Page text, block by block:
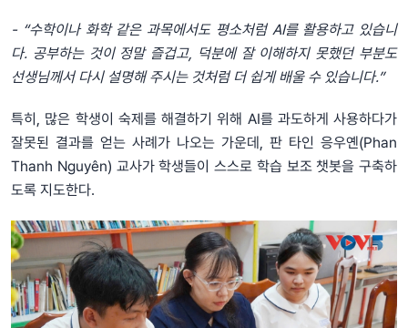
- “수학이나 화학 같은 과목에서도 평소처럼 AI를 활용하고 있습니
다. 공부하는 것이 정말 즐겁고, 덕분에 잘 이해하지 못했던 부분도
선생님께서 다시 설명해 주시는 것처럼 더 쉽게 배울 수 있습니다.”
특히, 많은 학생이 숙제를 해결하기 위해 AI를 과도하게 사용하다가
잘못된 결과를 얻는 사례가 나오는 가운데, 판 타인 응우옌(Phan
Thanh Nguyên) 교사가 학생들이 스스로 학습 보조 챗봇을 구축하
도록 지도한다.